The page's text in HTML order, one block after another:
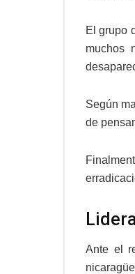
El grupo
muchos
Según
de
Ante el